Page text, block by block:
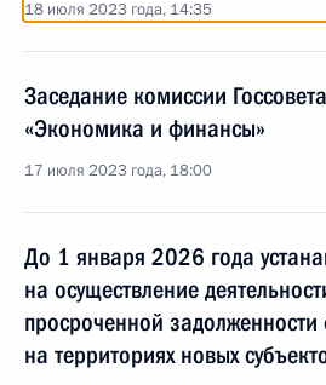
18 июля 2023 года, 14:35
Заседание комиссии
«Экономика и финансы»
17 июля 2023 года, 18:00
До 1 января 2026 года
на осуществление
просроченной
на территориях новых